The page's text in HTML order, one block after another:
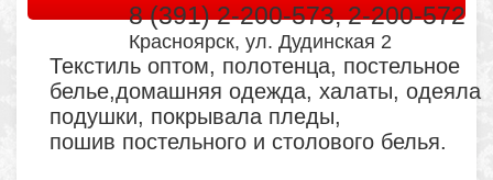
8 (391) 2-200-573, 2-200-572
Красноярск, ул. Дудинская 2
Текстиль оптом, полотенца, постельное
белье,домашняя одежда, халаты, одеяла
подушки, покрывала пледы,
пошив постельного и столового белья.